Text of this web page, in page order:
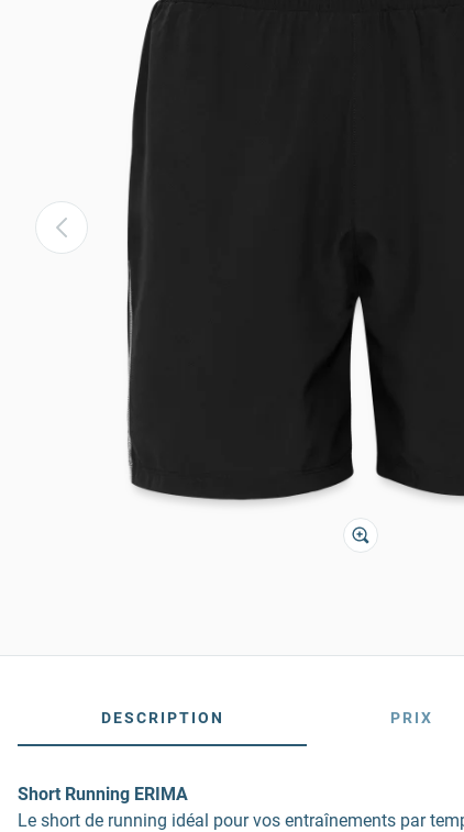
DESCRIPTION PRIX
Short Running ERIMA
Le short de running idéal pour vos entraînements par